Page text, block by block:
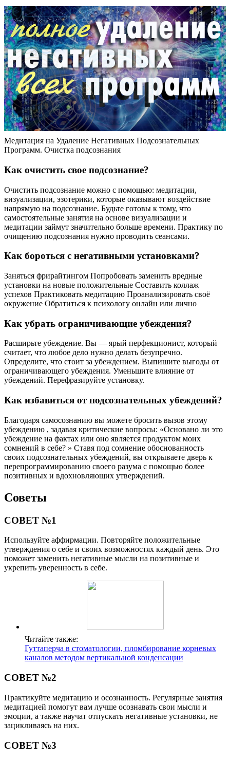
Медитация на Удаление Негативных Подсознательных
Программ. Очистка подсознания
Как очистить свое подсознание?
Очистить подсознание можно с помощью: медитации,
визуализации, эзотерики, которые оказывают воздействие
напрямую на подсознание. Будьте готовы к тому, что
самостоятельные занятия на основе визуализации и
медитации займут значительно больше времени. Практику по
очищению подсознания нужно проводить сеансами.
Как бороться с негативными установками?
Заняться фрирайтингом Попробовать заменить вредные
установки на новые положительные Составить коллаж
успехов Практиковать медитацию Проанализировать своё
окружение Обратиться к психологу онлайн или лично
Как убрать ограничивающие убеждения?
Расширьте убеждение. Вы — ярый перфекционист, который
считает, что любое дело нужно делать безупречно.
Определите, что стоит за убеждением. Выпишите выгоды от
ограничивающего убеждения. Уменьшите влияние от
убеждений. Перефразируйте установку.
Как избавиться от подсознательных убеждений?
Благодаря самосознанию вы можете бросить вызов этому
убеждению , задавая критические вопросы: «Основано ли это
убеждение на фактах или оно является продуктом моих
сомнений в себе? » Ставя под сомнение обоснованность
своих подсознательных убеждений, вы открываете дверь к
перепрограммированию своего разума с помощью более
позитивных и вдохновляющих утверждений.
Советы
СОВЕТ №1
Используйте аффирмации. Повторяйте положительные
утверждения о себе и своих возможностях каждый день. Это
поможет заменить негативные мысли на позитивные и
укрепить уверенность в себе.
Читайте также:
Гуттаперча в стоматологии, пломбирование корневых
каналов методом вертикальной конденсации
СОВЕТ №2
Практикуйте медитацию и осознанность. Регулярные занятия
медитацией помогут вам лучше осознавать свои мысли и
эмоции, а также научат отпускать негативные установки, не
зацикливаясь на них.
СОВЕТ №3